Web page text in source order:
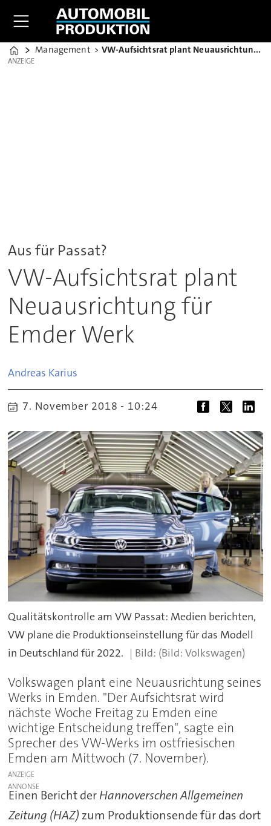
Home
Management VW-Aufsichtsrat plant Neuausrichtung für Emder Werk
ANZEIGE
ANZEIGE
Aus für Passat?
VW-Aufsichtsrat plant
Neuausrichtung für
Emder Werk
Andreas Karius
7. November 2018 - 10:24
Qualitätskontrolle am VW Passat: Medien berichten,
VW plane die Produktionseinstellung für das Modell
in Deutschland für 2022.
(Bild: Volkswagen)
Volkswagen plant eine Neuausrichtung seines
Werks in Emden. "Der Aufsichtsrat wird
nächste Woche Freitag zu Emden eine
wichtige Entscheidung treffen", sagte ein
Sprecher des VW-Werks im ostfriesischen
Emden am Mittwoch (7. November).
ANZEIGE
Einen Bericht derHannoverschen Allgemeinen
Zeitung (HAZ) zum Produktionsende für das dort